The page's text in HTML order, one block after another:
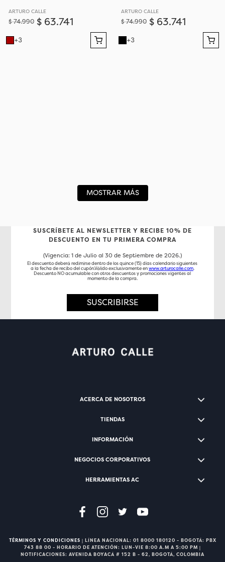
ARTURO CALLE
$74.990 $ 63.741
+3
ARTURO CALLE
$74.990 $ 63.741
+3
MOSTRAR MÁS
SUSCRÍBETE AL NEWSLETTER Y RECIBE 10% DE
DESCUENTO EN TU PRIMERA COMPRA
(Vigencia: 1 de Julio al 30 de Septiembre de 2026.)
El descuento deberá redimirse dentro de los quince (15) días calendario siguientes
a la fecha de recibo del cupón.Válido exclusivamente enwww.arturocalle.com.
Descuento NO acumulable con otros descuentos y promociones vigentes al
momento de la compra.
SUSCRIBIRSE
ACERCA DE NOSOTROS
TIENDAS
INFORMACIÓN
NEGOCIOS CORPORATIVOS
HERRAMIENTAS AC
TÉRMINOS Y CONDICIONES | LÍNEA NACIONAL: 01 8000 180120 - BOGOTÁ: PBX
743 88 00 - HORARIO DE ATENCIÓN: LUN-VIE 8:00 A.M A 5:00 PM |
NOTIFICACIONES: AVENIDA BOYACÁ # 152 B - 62, BOGOTÁ, COLOMBIA